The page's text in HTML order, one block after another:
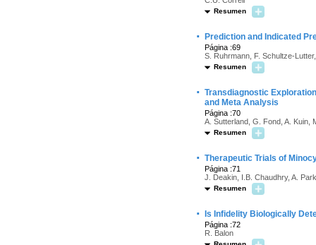
Resumen
· Prediction and Indicated
Página :69
S. Ruhrmann, F. Schultze-
Resumen
· Transdiagnostic
and Meta Analysis
Página :70
A. Sutterland, G. Fond, A. Kuin,
Resumen
· Therapeutic Trials of
Página :71
J. Deakin, I.B. Chaudhry, A.
Resumen
· Is Infidelity Biologically
Página :72
R. Balon